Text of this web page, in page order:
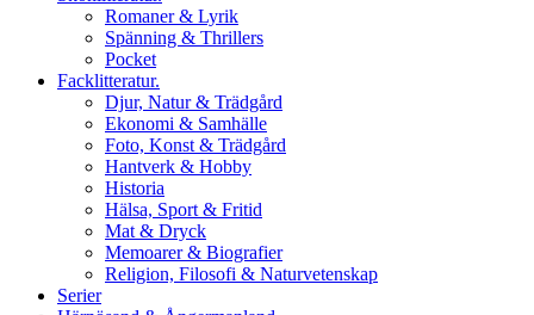
Romaner & Lyrik
Spänning & Thrillers
Pocket
Facklitteratur.
Djur, Natur & Trädgård
Ekonomi & Samhälle
Foto, Konst & Trädgård
Hantverk & Hobby
Historia
Hälsa, Sport & Fritid
Mat & Dryck
Memoarer & Biografier
Religion, Filosofi & Naturvetenskap
Serier